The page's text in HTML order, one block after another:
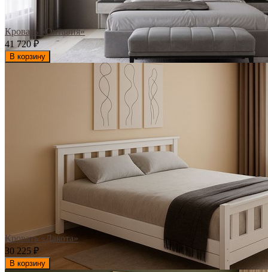
Кровать «Октавия»
41 720₽
В корзину
Кровать «Дакота»
30 225 ₽
В корзину